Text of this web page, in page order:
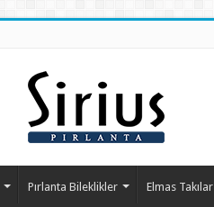
Pırlanta Bileklikler Elmas Takılar